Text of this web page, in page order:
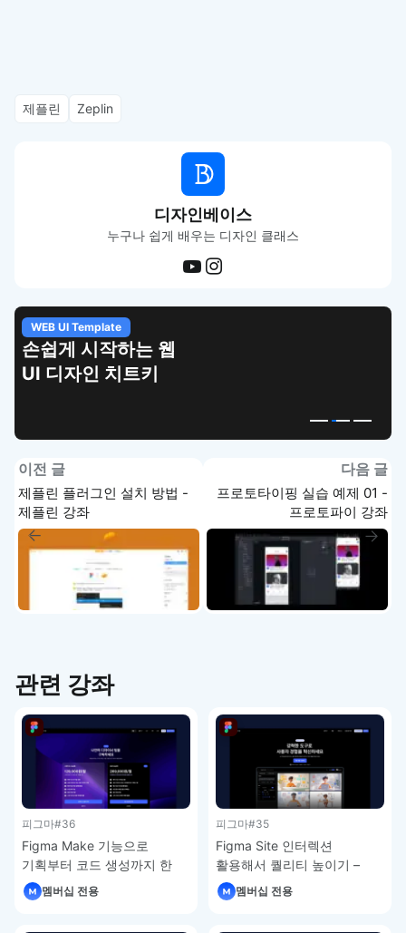
제플린 Zeplin
디자인베이스
누구나 쉽게 배우는 디자인 클래스
WEB UI Template
손쉽게 시작하는 웹
UI 디자인 치트키
이전 글
제플린 플러그인 설치 방법 -
제플린 강좌
다음 글
프로토타이핑 실습 예제 01 -
프로토파이 강좌
관련 강좌
피그마#36
Figma Make 기능으로
기획부터 코드 생성까지 한
번에 – 피그마 강좌 4-7
멤버십 전용
피그마#35
Figma Site 인터렉션
활용해서 퀄리티 높이기 –
피그마 강좌 4-6
멤버십 전용